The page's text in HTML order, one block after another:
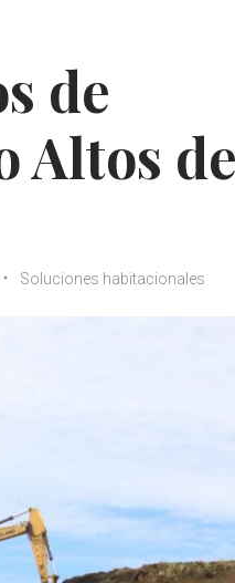
de
Altos
Soluciones habitacionales